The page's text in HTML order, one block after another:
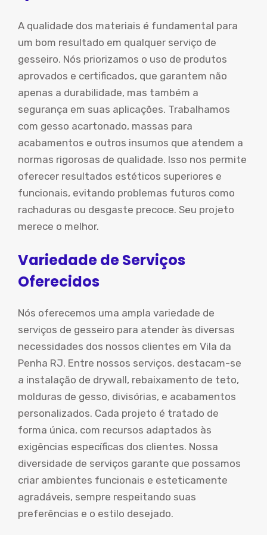
A qualidade dos materiais é fundamental para
um bom resultado em qualquer serviço de
gesseiro. Nós priorizamos o uso de produtos
aprovados e certificados, que garantem não
apenas a durabilidade, mas também a
segurança em suas aplicações. Trabalhamos
com gesso acartonado, massas para
acabamentos e outros insumos que atendem a
normas rigorosas de qualidade. Isso nos permite
oferecer resultados estéticos superiores e
funcionais, evitando problemas futuros como
rachaduras ou desgaste precoce. Seu projeto
merece o melhor.
Variedade de Serviços
Oferecidos
Nós oferecemos uma ampla variedade de
serviços de gesseiro para atender às diversas
necessidades dos nossos clientes em Vila da
Penha RJ. Entre nossos serviços, destacam-se
a instalação de drywall, rebaixamento de teto,
molduras de gesso, divisórias, e acabamentos
personalizados. Cada projeto é tratado de
forma única, com recursos adaptados às
exigências específicas dos clientes. Nossa
diversidade de serviços garante que possamos
criar ambientes funcionais e esteticamente
agradáveis, sempre respeitando suas
preferências e o estilo desejado.